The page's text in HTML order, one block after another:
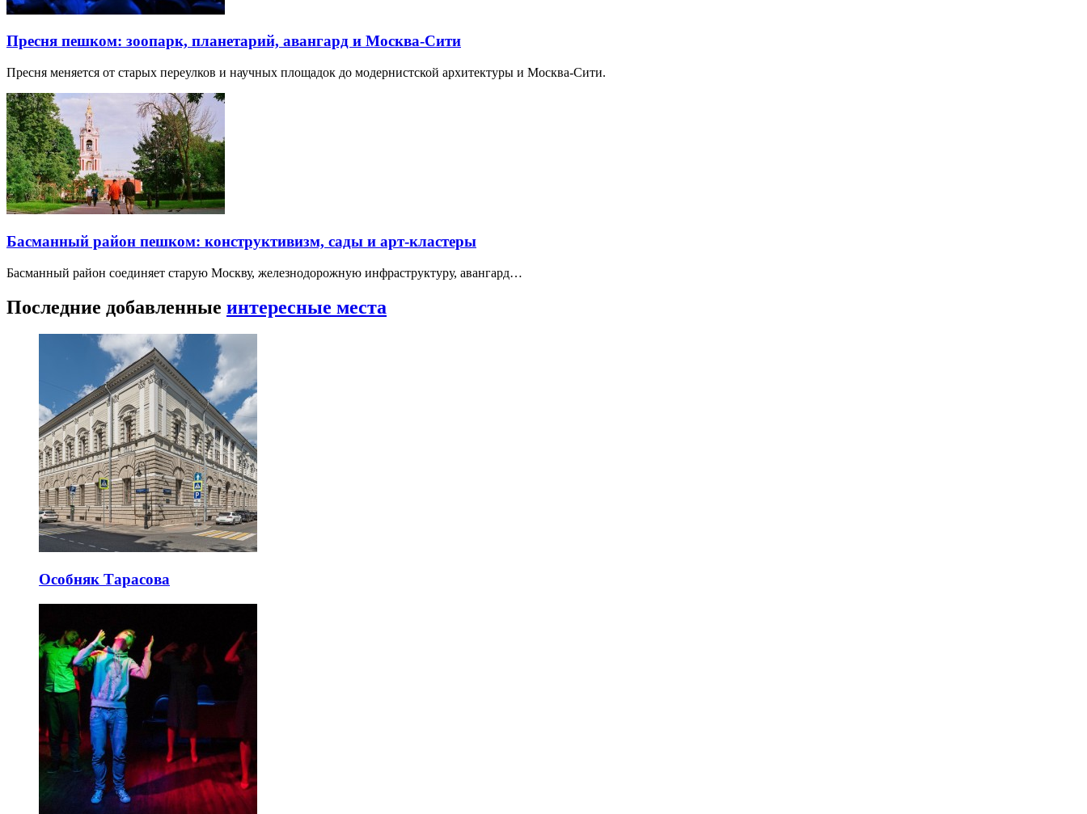
Пресня пешком: зоопарк, планетарий, авангард и Москва-Сити
Пресня меняется от старых переулков и научных площадок до модернистской архитектуры и Москва-Сити.
Басманный район пешком: конструктивизм, сады и арт-кластеры
Басманный район соединяет старую Москву, железнодорожную инфраструктуру, авангард…
Последние добавленные интересные места
Особняк Тарасова